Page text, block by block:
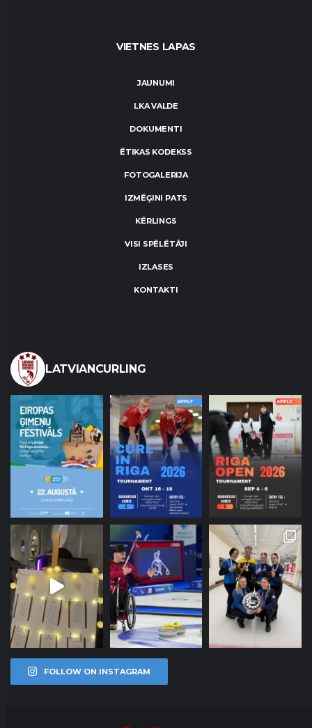
VIETNES LAPAS
JAUNUMI
LKA VALDE
DOKUMENTI
ĒTIKAS KODEKSS
FOTOGALERIJA
IZMĒĢINI PATS
KĒRLINGS
VISI SPĒLĒTĀJI
IZLASES
KONTAKTI
LATVIANCURLING
FOLLOW ON INSTAGRAM